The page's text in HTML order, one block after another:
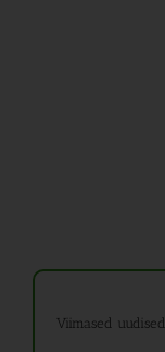
Viimased uudised